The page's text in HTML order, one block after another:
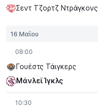
Σεντ Τζορτζ Ντράγκονς
16 Μαΐου
08:00
Γουέστς Τάιγκερς
Μάνλεϊ Ίγκλς
10:30